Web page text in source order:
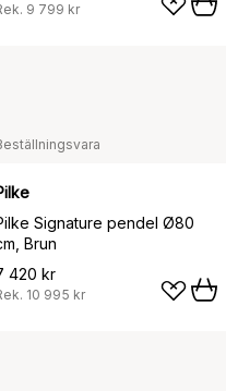
9 799 kr
Signature pendel Ø80
Brun
420 kr
10 995 kr